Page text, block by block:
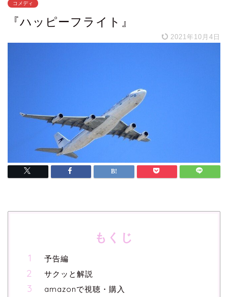
コメディ
『ハッピーフライト』
2021年10月4日
もくじ
予告編
サクッと解説
amazonで視聴・購入